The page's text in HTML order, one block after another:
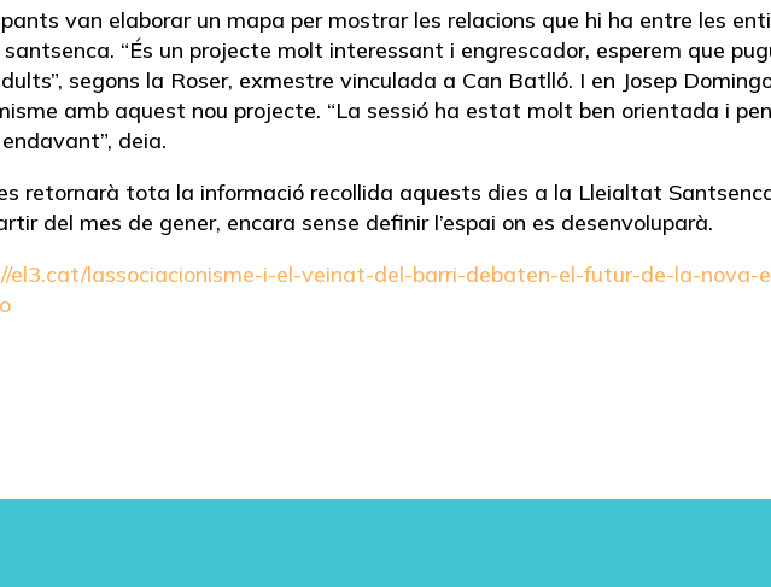
van elaborar un mapa per mostrar les relacions que hi ha entre les
“És un projecte molt interessant i engrescador, esperem que
segons la Roser, exmestre vinculada a Can Batlló. I en Josep
amb aquest nou projecte. “La sessió ha estat molt ben orientada i
deia.
retornarà tota la informació recollida aquests dies a la Lleialtat
del mes de gener, encara sense definir l’espai on es desenvoluparà.
el3.cat/lassociacionisme-i-el-veinat-del-barri-debaten-el-futur-de-la-nova-